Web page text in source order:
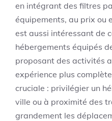
en intégrant des filtres
équipements, au prix ou
est aussi intéressant de
hébergements équipés
proposant des activités
expérience plus
cruciale : privilégier un
ville ou à proximité des
grandement les